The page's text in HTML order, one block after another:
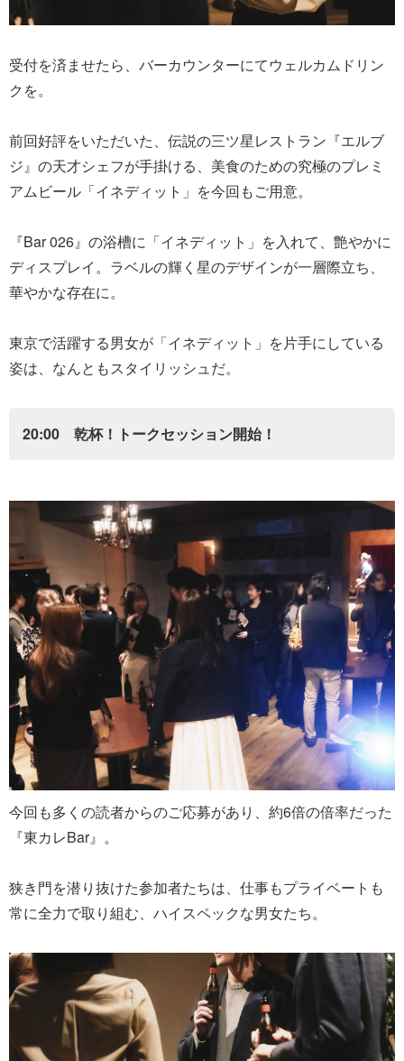
受付を済ませたら、バーカウンターにてウェルカムドリン
クを。
前回好評をいただいた、伝説の三ツ星レストラン『エルブ
ジ』の天才シェフが手掛ける、美食のための究極のプレミ
アムビール「イネディット」を今回もご用意。
『Bar 026』の浴槽に「イネディット」を入れて、艶やかに
ディスプレイ。ラベルの輝く星のデザインが一層際立ち、
華やかな存在に。
東京で活躍する男女が「イネディット」を片手にしている
姿は、なんともスタイリッシュだ。
20:00 乾杯！トークセッション開始！
今回も多くの読者からのご応募があり、約6倍の倍率だった
『東カレBar』。
狭き門を潜り抜けた参加者たちは、仕事もプライベートも
常に全力で取り組む、ハイスペックな男女たち。